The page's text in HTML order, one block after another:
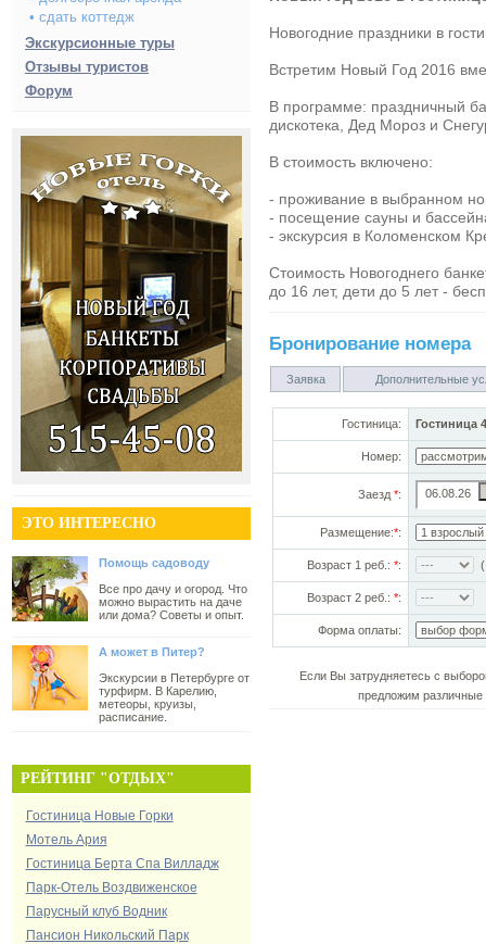
• сдать коттедж
Экскурсионные туры
Отзывы туристов
Форум
ЭТО ИНТЕРЕСНО
Помощь садоводу
Все про дачу и огород. Что
можно вырастить на даче
или дома? Советы и опыт.
А может в Питер?
Экскурсии в Петербурге от
турфирм. В Карелию,
метеоры, круизы,
расписание.
РЕЙТИНГ "ОТДЫХ"
Гостиница Новые Горки
Мотель Ария
Гостиница Берта Спа Вилладж
Парк-Отель Воздвиженское
Парусный клуб Водник
Пансион Никольский Парк
Новогодние праздники в
Встретим Новый Год 2016
В программе: праздничный
дискотека, Дед Мороз и
В стоимость включено:
- проживание в выбранном
- посещение сауны и
- экскурсия в Коломенском
Стоимость Новогоднего
до 16 лет, дети до 5 лет -
Бронирование номера
Заявка Дополнительные
Гостиница: Гостиница
Номер:
Заезд *:
Размещение:*:
Возраст 1 реб.: *:
Возраст 2 реб.: *:
Форма оплаты:
Если Вы затрудняетесь с
предложим различные